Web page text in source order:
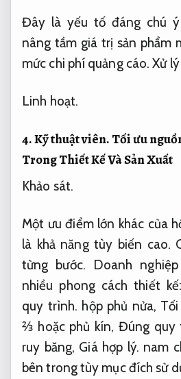
Đây là yếu tố đáng chú ý
nâng tầm giá trị sản phẩm
mức chi phí quảng cáo.Xử
Linh hoạt.
4.Kỹ thuật viên.Tối ưu
Trong Thiết Kế Và Sản Xuất
Khảo sát.
Một ưu điểm lớn khác của
là khả năng tùy biến cao.
từng bước. Doanh
nhiều phong cách thiết kế:
quy trình. hộp phủ nửa,
⅔ hoặc phủ kín, Đúng quy
ruy băng, Giá hợp lý. nam
bên trong tùy mục đích sử